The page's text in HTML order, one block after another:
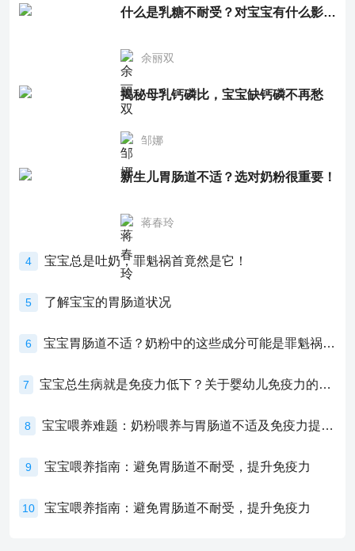
什么是乳糖不耐受？对宝宝有什么影响？
余丽双
揭秘母乳钙磷比，宝宝缺钙磷不再愁
邹娜
新生儿胃肠道不适？选对奶粉很重要！
蒋春玲
4 宝宝总是吐奶，罪魁祸首竟然是它！
5 了解宝宝的胃肠道状况
6 宝宝胃肠道不适？奶粉中的这些成分可能是罪魁祸首！
7 宝宝总生病就是免疫力低下？关于婴幼儿免疫力的真相，家长必须了解！
8 宝宝喂养难题：奶粉喂养与胃肠道不适及免疫力提升的奥秘
9 宝宝喂养指南：避免胃肠道不耐受，提升免疫力
10 宝宝喂养指南：避免胃肠道不耐受，提升免疫力